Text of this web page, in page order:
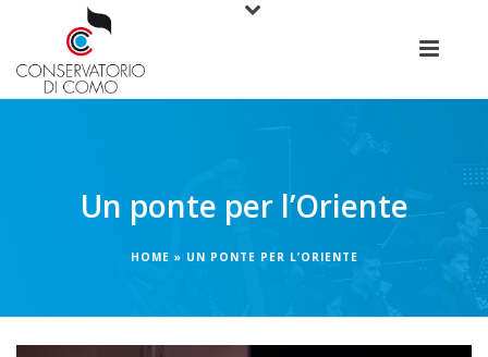
Un ponte per l’Oriente
HOME » UN PONTE PER L’ORIENTE